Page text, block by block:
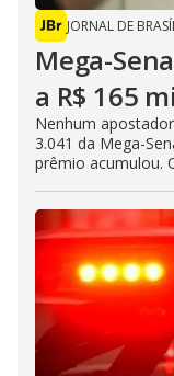
JORNAL DE
Mega-
a R$ 165
Nenhum
3.041 da Mega-
prêmio acumulou.